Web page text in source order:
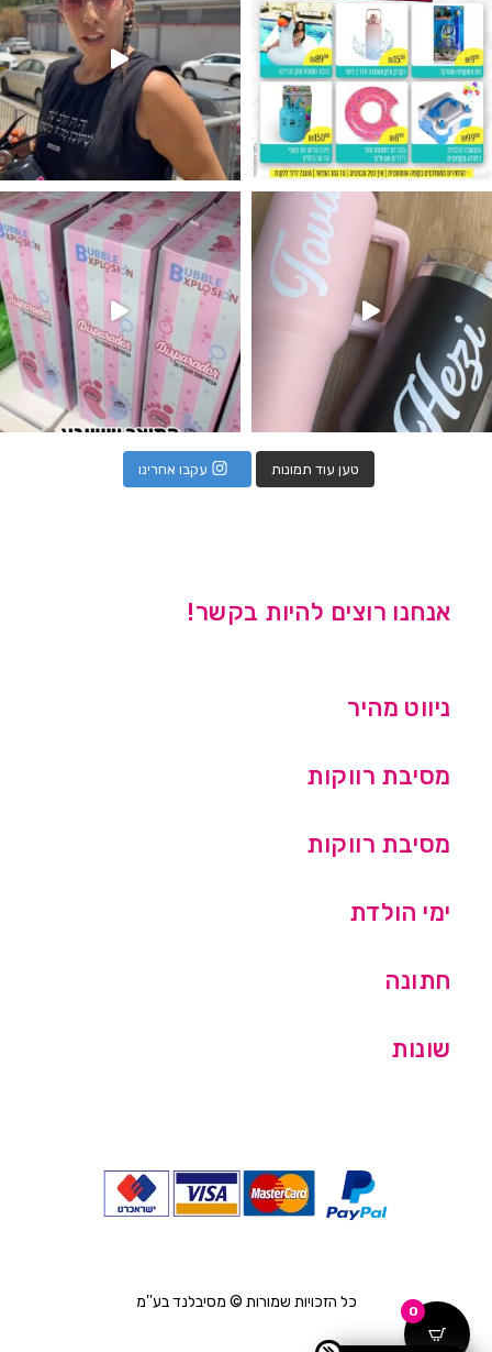
מטף לגילוי מין העובר חזר למלא
טען עוד תמונות עקבו אחרינו
אנחנו רוצים להיות בקשר!
ניווט מהיר
מסיבת רווקות
מסיבת רווקות
ימי הולדת
חתונה
שונות
כל הזכויות שמורות © מסיבלנד בע''מ
0